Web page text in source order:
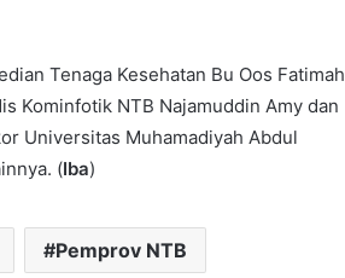
Tenaga Kesehatan Bu Oos Fatimah
Kominfotik NTB Najamuddin Amy dan
Universitas Muhamadiyah Abdul
(Iba)
Pemprov NTB